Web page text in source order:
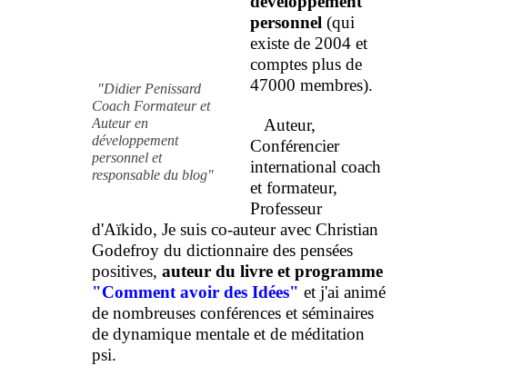
"Didier Penissard
Coach Formateur et
Auteur en
développement
personnel et
responsable du blog"
personnel (qui
existe de 2004 et
comptes plus de
47000 membres).
Auteur,
Conférencier
international coach
et formateur,
Professeur
d'Aïkido, Je suis co-auteur avec Christian
Godefroy du dictionnaire des pensées
positives, auteur du livre et programme
"Comment avoir des Idées" et j'ai animé
de nombreuses conférences et séminaires
de dynamique mentale et de méditation
psi.